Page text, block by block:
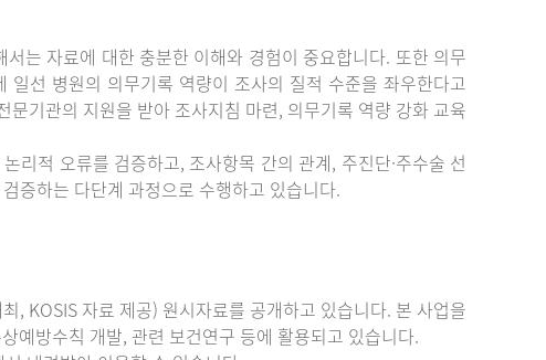
는 자료에 대한 충분한 이해와 경험이 중요합니다. 또한 의무
선 병원의 의무기록 역량이 조사의 질적 수준을 좌우한다고
기관의 지원을 받아 조사지침 마련, 의무기록 역량 강화 교육
리적 오류를 검증하고, 조사항목 간의 관계, 주진단·주수술 선
증하는 다단계 과정으로 수행하고 있습니다.
, KOSIS 자료 제공) 원시자료를 공개하고 있습니다. 본 사업을
예방수칙 개발, 관련 보건연구 등에 활용되고 있습니다.